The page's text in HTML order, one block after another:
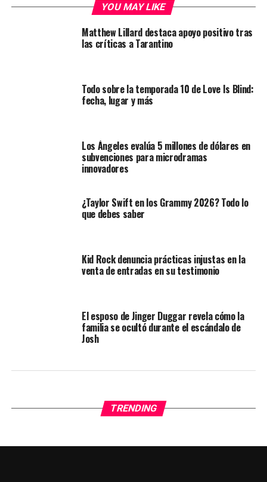
YOU MAY LIKE
Matthew Lillard destaca apoyo positivo tras
las críticas a Tarantino
Todo sobre la temporada 10 de Love Is Blind:
fecha, lugar y más
Los Ángeles evalúa 5 millones de dólares en
subvenciones para microdramas
innovadores
¿Taylor Swift en los Grammy 2026? Todo lo
que debes saber
Kid Rock denuncia prácticas injustas en la
venta de entradas en su testimonio
El esposo de Jinger Duggar revela cómo la
familia se ocultó durante el escándalo de
Josh
TRENDING